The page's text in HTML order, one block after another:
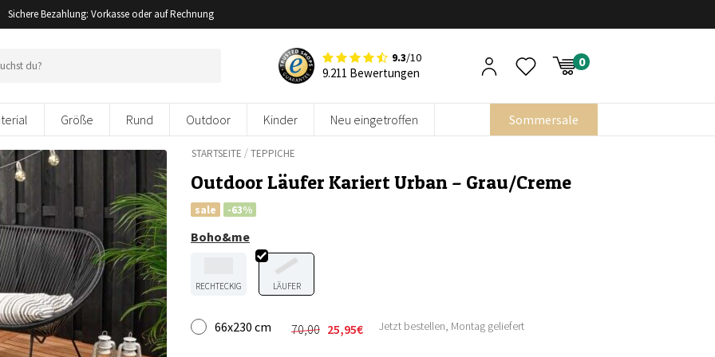
Sichere Bezahlung: Vorkasse oder auf Rechnung
9.3/10
9.211 Bewertungen
Größe Rund Outdoor Kinder Neu eingetroffen Sommersale
STARTSEITE /TEPPICHE
Outdoor Läufer Kariert Urban – Grau/Creme
sale -63%
Boho&me
RECHTECKIG LÄUFER
66x230 cm 70,00
Ursprünglicher
25,95€
Aktueller Jetzt bestellen, Montag geliefert